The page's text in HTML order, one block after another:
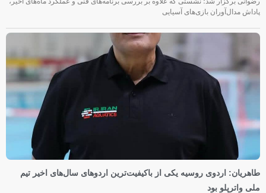
پاداش مدال‌آوران بازی‌های آسیایی
طاهریان: اردوی روسیه یکی از باکیفیت‌ترین اردوهای سال‌های اخیر تیم
ملی واترپلو بود